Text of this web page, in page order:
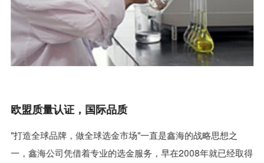
欧盟质量认证，国际品质
"打造全球品牌，做全球选金市场"一直是鑫海的战略思想之
一，鑫海公司凭借着专业的选金服务，早在2008年就已经取得